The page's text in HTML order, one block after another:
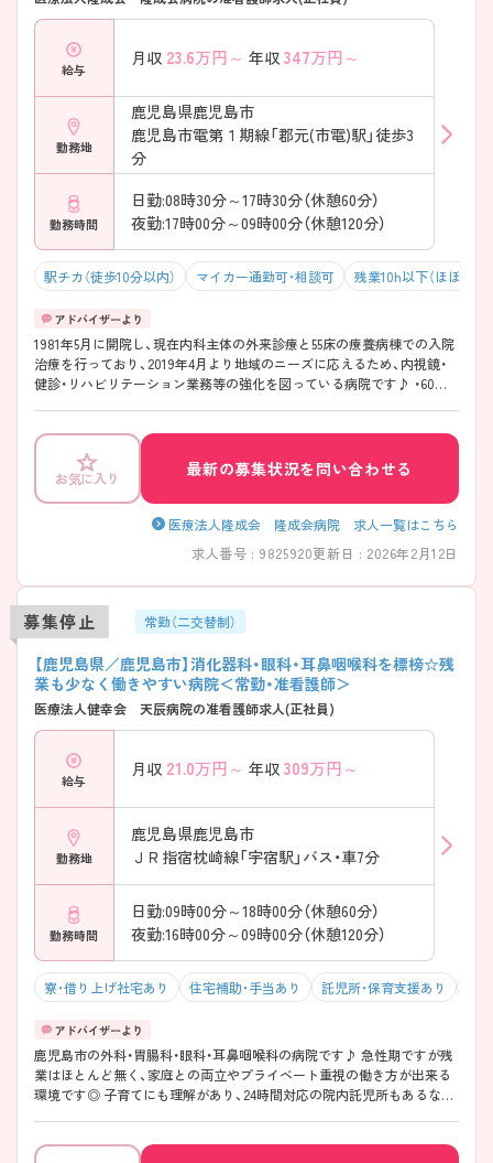
給与
月収 23.6万円～ 年収 347万円～
勤務地
鹿児島県鹿児島市
鹿児島市電第１期線「郡元(市電)駅」徒歩3
分
勤務時間
日勤:08時30分～17時30分（休憩60分）
夜勤:17時00分～09時00分（休憩120分）
駅チカ（徒歩10分以内） マイカー通勤可・相談可 残業10h以下（ほぼなし）
1981年5月に開院し、現在内科主体の外来診療と55床の療養病棟での入院
治療を行っており、2019年4月より地域のニーズに応えるため、内視鏡・
健診・リハビリテーション業務等の強化を図っている病院です♪ ・60歳
なく、夜勤時も対応は少なめとなっております。 ・マイカー通勤可能で、
駐車場に関しても事務所負担となっております！ ご興味のある方はマイ
ナビ看護師までお問い合わせください。詳細な情報をご案内させていた
だきます♪
お気に入り 最新の募集状況を問い合わせる
医療法人隆成会 隆成会病院 求人一覧はこちら
求人番号 : 9825920更新日 : 2026年2月12日
募集停止 常勤（二交替制）
【鹿児島県／鹿児島市】消化器科・眼科・耳鼻咽喉科を標榜☆残
業も少なく働きやすい病院＜常勤・准看護師＞
医療法人健幸会 天辰病院の准看護師求人(正社員)
給与
月収 21.0万円～ 年収 309万円～
勤務地
鹿児島県鹿児島市
ＪＲ指宿枕崎線「宇宿駅」バス・車7分
勤務時間
日勤:09時00分～18時00分（休憩60分）
夜勤:16時00分～09時00分（休憩120分）
寮・借り上げ社宅あり 住宅補助・手当あり 託児所・保育支援あり
鹿児島市の外科・胃腸科・眼科・耳鼻咽喉科の病院です♪ 急性期ですが残
業はほとんど無く、家庭との両立やプライベート重視の働き方が出来る
環境です◎ 子育てにも理解があり、24時間対応の院内託児所もあるな
だきます☆